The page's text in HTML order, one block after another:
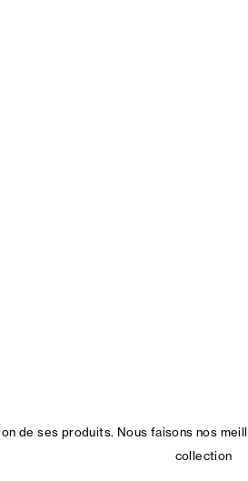
de ses produits. Nous faisons nos
collection